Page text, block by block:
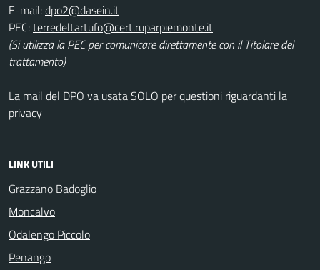
E-mail:
PEC:
(Si utilizza la PEC per comunicare direttamente con il Titolare del
trattamento)
La mail del DPO va usata SOLO per questioni riguardanti la
privacy
LINK UTILI
Grazzano Badoglio
Moncalvo
Odalengo Piccolo
Penango